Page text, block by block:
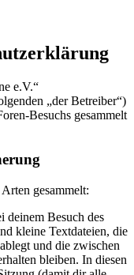
e.V.“
„der Betreiber“)
Besuchs gesammelt
gesammelt:
deinem Besuch des
kleine Textdateien, die
und die zwischen
bleiben. In diesen